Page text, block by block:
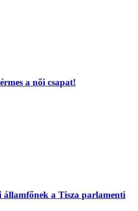
a női csapat!
a Tisza parlamenti